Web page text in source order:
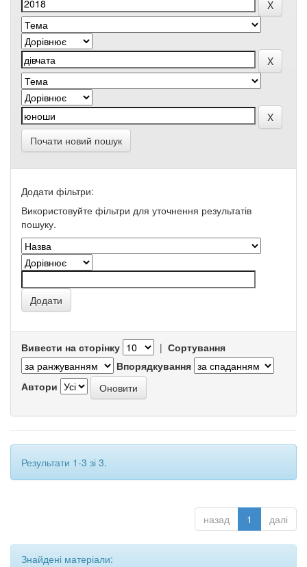
Почати новий пошук
Додати фільтри:
Використовуйте фільтри для уточнення результатів
пошуку.
Вивести на сторінку | Сортування
Впорядкування
Автори
Результати 1-3 зі 3.
назад 1 далі
Знайдені матеріали: